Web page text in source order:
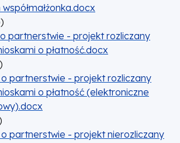
)
partnerstwie - projekt rozliczany
o płatność.docx
)
partnerstwie - projekt rozliczany
o płatność (elektroniczne
partnerstwie - projekt nierozliczany